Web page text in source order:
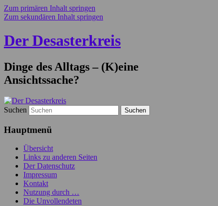
Zum primären Inhalt springen
Zum sekundären Inhalt springen
Der Desasterkreis
Dinge des Alltags – (K)eine
Ansichtssache?
Suchen
Hauptmenü
Übersicht
Links zu anderen Seiten
Der Datenschutz
Impressum
Kontakt
Nutzung durch …
Die Unvollendeten